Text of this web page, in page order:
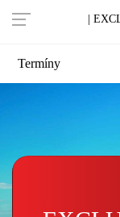
|
Termíny